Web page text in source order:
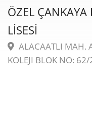
ÖZEL
LİSESİ
ALACAATLI MAH.
KOLEJI BLOK NO: